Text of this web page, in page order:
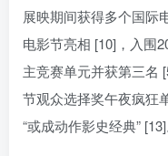
展映期间获得多个国际
电影节亮相 [10]，入围
主竞赛单元并获第三名
节观众选择奖午夜疯狂
“或成动作影史经典” [13]